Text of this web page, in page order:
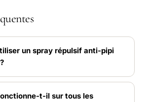
un spray répulsif anti-pipi
t-il sur tous les